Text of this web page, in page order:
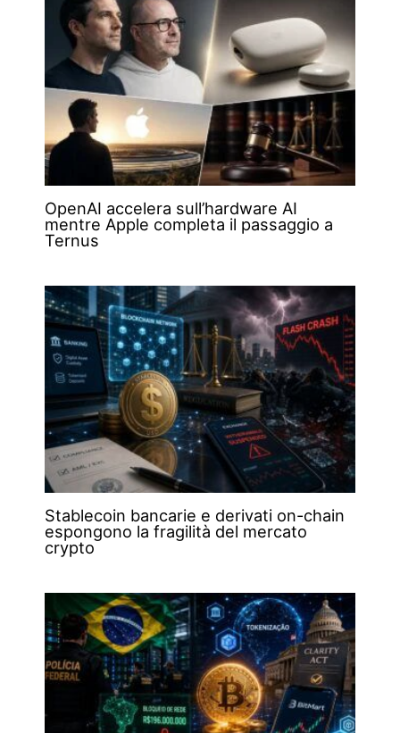
OpenAI accelera sull’hardware AI
mentre Apple completa il passaggio a
Ternus
Stablecoin bancarie e derivati on-chain
espongono la fragilità del mercato
crypto